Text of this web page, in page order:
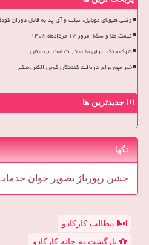
وقتی هیولای موبایل، تبلت و آی پد به قاتل دوران
قیمت طلا و سکه امروز ۱۷ مردادماه ۱۴۰۵
شوک جنگ ایران به صادرات نفت عربستان
خبر مهم برای دریافت کنندگان کوپن الکترونیکی
جدیدترین ها
تگها
جشن رپورتاژ تصویر جوان
مطالب کارکادو
بازگشت به خانه کارکادو